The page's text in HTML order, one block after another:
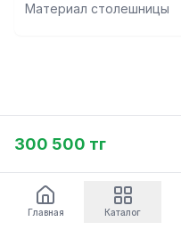
Материал столешницы
300 500 тг
Главная Каталог